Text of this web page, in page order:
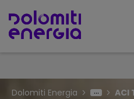
Dolomiti Energia ACI